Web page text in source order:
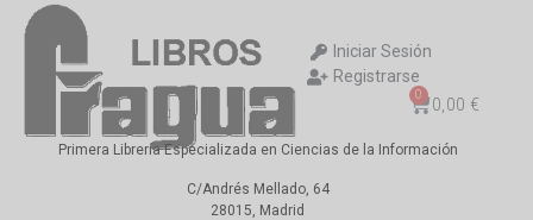
Iniciar Sesión
Registrarse
0,00 €
0
Primera Librería Especializada en Ciencias de la Información
C/Andrés Mellado, 64
28015, Madrid